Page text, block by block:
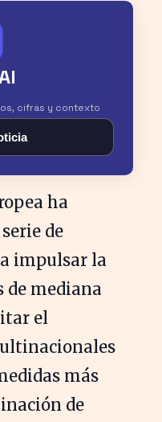
cifras y contexto
ha
de
impulsar la
de mediana
el
más
de